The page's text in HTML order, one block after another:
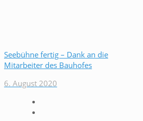
Seebühne fertig – Dank an die
Mitarbeiter des Bauhofes
6. August 2020